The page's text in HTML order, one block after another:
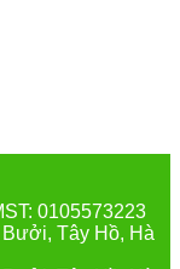
0105573223
Tây Hồ, Hà